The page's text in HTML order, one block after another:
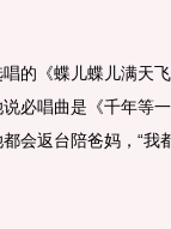
《蝶儿蝶儿满天飞
必唱曲是《千年等
会返台陪爸妈，“我